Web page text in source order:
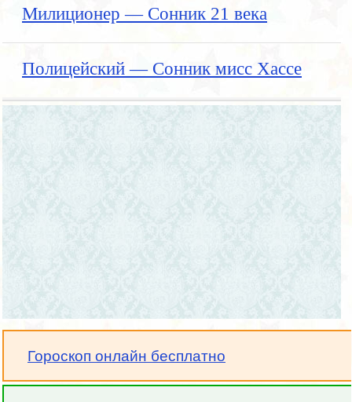
Милиционер — Сонник 21 века
Полицейский — Сонник мисс Хассе
Гороскоп онлайн бесплатно